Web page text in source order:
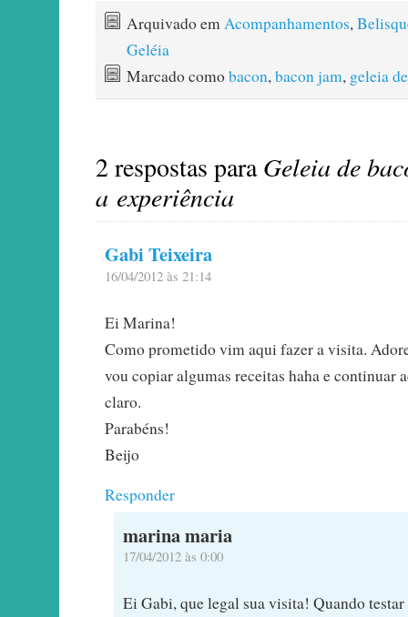
Arquivado emAcompanhamentos,
Geléia
Marcado comobacon,bacon jam, geleia
2 respostas paraGeleia de
a experiência
Gabi Teixeira
16/04/2012 às 21:14
Ei Marina!
Como prometido vim aqui fazer a visita.
vou copiar algumas receitas haha e continuar
claro.
Parabéns!
Beijo
Responder
marina maria
17/04/2012 às 0:00
Ei Gabi, que legal sua visita! Quando